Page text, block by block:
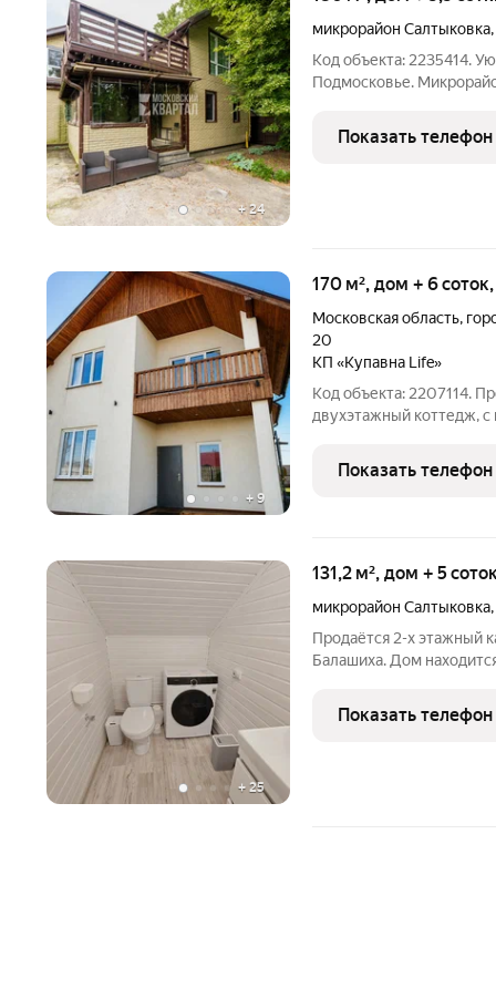
+24
микрорайон Салтыковка,
Код объекта: 2235414.
Подмосковье.
30-35 мин (м. Курская).
оборудована
Показать телефон
+ 9
170 м², дом + 6
Московская область,
20
КП «Купавна Life»
Код объекта: 2207114.
двухэтажный коттедж, с
Дом газифицирован,
скважина, канализация
Показать телефон
+ 25
131,2 м², дом + 5
микрорайон Салтыковка,
Продаётся 2-х этажный
Балашиха. Дом
мин.пешком. В доме 5
зал, совмещенный
Показать телефон